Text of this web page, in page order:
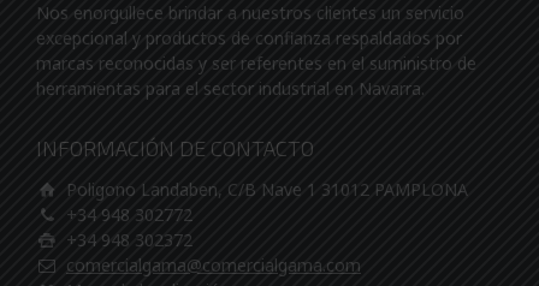
Nos enorgullece brindar a nuestros clientes un servicio
excepcional y productos de confianza respaldados por
marcas reconocidas y ser referentes en el suministro de
herramientas para el sector industrial en Navarra.
INFORMACIÓN DE CONTACTO
Poligono Landaben, C/B Nave 1 31012 PAMPLONA
+34 948 302772
+34 948 302372
comercialgama@comercialgama.com